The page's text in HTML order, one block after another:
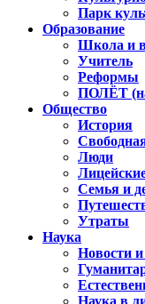
Парк
Образование
Школа и
Учитель
Реформы
ПОЛЁТ
Общество
История
Люди
Семья и
Утраты
Наука
Новости